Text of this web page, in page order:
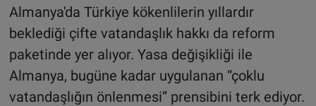
Almanya'da Türkiye kökenlilerin yıllardır
beklediği çifte vatandaşlık hakkı da reform
paketinde yer alıyor. Yasa değişikliği ile
Almanya, bugüne kadar uygulanan “çoklu
vatandaşlığın önlenmesi” prensibini terk ediyor.